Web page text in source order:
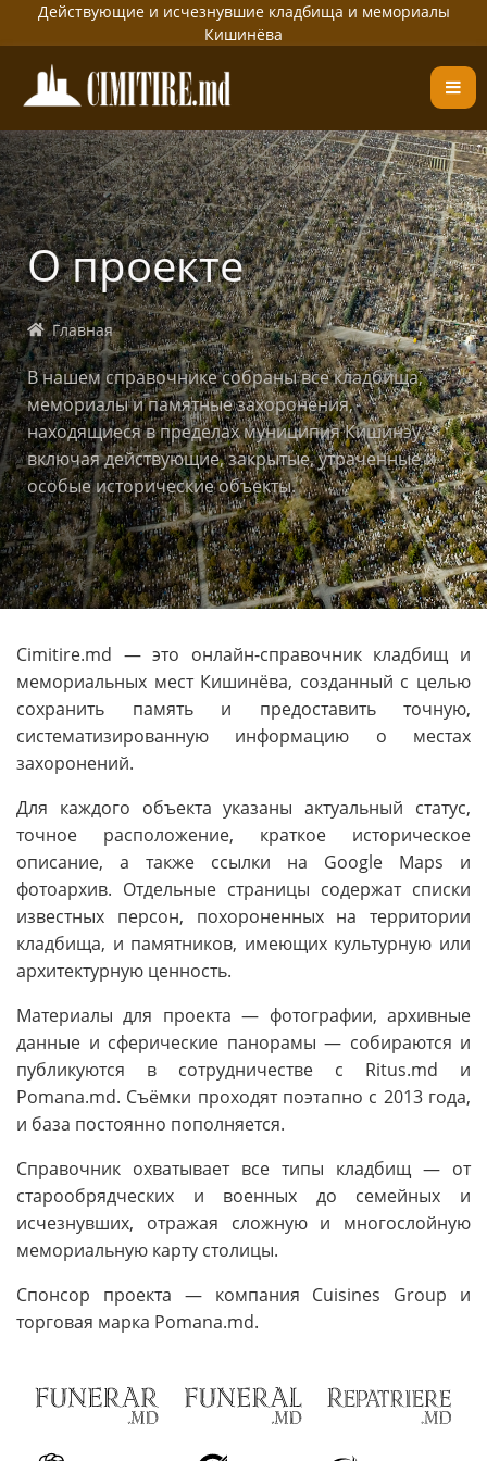
Действующие и исчезнувшие кладбища и мемориалы
Кишинёва
О проекте
Главная
В нашем справочнике собраны все кладбища,
мемориалы и памятные захоронения,
находящиеся в пределах муниципия Кишинэу,
включая действующие, закрытые, утраченные и
особые исторические объекты.
Cimitire.md — это онлайн-справочник кладбищ и
мемориальных мест Кишинёва, созданный с целью
сохранить память и предоставить точную,
систематизированную информацию о местах
захоронений.
Для каждого объекта указаны актуальный статус,
точное расположение, краткое историческое
описание, а также ссылки на Google Maps и
фотоархив. Отдельные страницы содержат списки
известных персон, похороненных на территории
кладбища, и памятников, имеющих культурную или
архитектурную ценность.
Материалы для проекта — фотографии, архивные
данные и сферические панорамы — собираются и
публикуются в сотрудничестве с Ritus.md и
Pomana.md. Съёмки проходят поэтапно c 2013 года,
и база постоянно пополняется.
Справочник охватывает все типы кладбищ — от
старообрядческих и военных до семейных и
исчезнувших, отражая сложную и многослойную
мемориальную карту столицы.
Спонсор проекта — компания Cuisines Group и
торговая марка Pomana.md.